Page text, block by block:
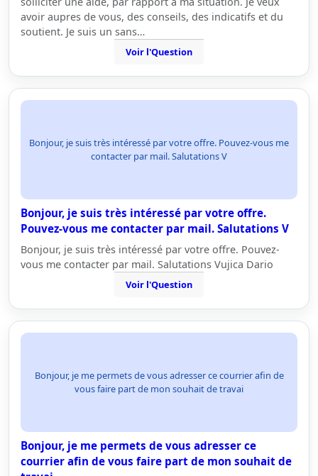
avoir aupres de vous, des conseils, des indicatifs et du
soutient. Je suis un sans…
Voir l'Question
Bonjour, je suis très intéressé par votre offre. Pouvez-vous me
contacter par mail. Salutations V
Bonjour, je suis très intéressé par votre offre.
Pouvez-vous me contacter par mail. Salutations V
Bonjour, je suis très intéressé par votre offre. Pouvez-
vous me contacter par mail. Salutations Vujica Dario
Voir l'Question
Bonjour, je me permets de vous adresser ce courrier afin de
vous faire part de mon souhait de travai
Bonjour, je me permets de vous adresser ce
courrier afin de vous faire part de mon souhait de